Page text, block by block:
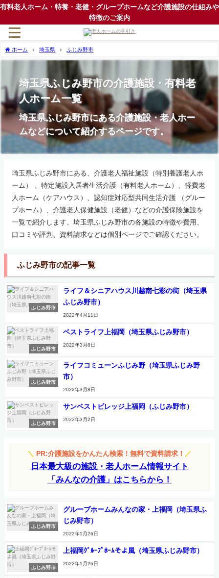
有料老人ホーム・特養・老健・グループホームなど介護施設の仕組みや
特徴のご案内
ホーム 埼玉県 ふじみ野市
埼玉県ふじみ野市の介護施設・有料老
人ホーム一覧
埼玉県ふじみ野市にある介護施設・老人ホー
ムなどについて紹介するページです。
埼玉県ふじみ野市にある、介護老人福祉施設（特別養護老人ホ
ーム） 、特定施設入居者生活介護（有料老人ホーム）、軽費老
人ホーム（ケアハウス）、認知症対応型共同生活介護 （グルー
プホーム）、介護老人保健施設（老健）などの介護保険施設を
一覧で紹介します。埼玉県ふじみ野市の各施設の特徴や費用、
口コミや評判、資料請求などは個別ページでご確認ください。
ふじみ野市の記事一覧
ふじみ野市
ライフ＆シニアハウス川越南七彩の街（埼玉県
ふじみ野市）
2022年4月11日
ふじみ野市
ベストライフ上福岡（埼玉県ふじみ野市）
2022年3月8日
ふじみ野市
ライフコミューンふじみ野（埼玉県ふじみ野
市）
2022年3月8日
ふじみ野市
サンベストビレッジ上福岡（ふじみ野市）
2022年3月2日
＼ PR:介護施設をかんたん検索！無料で資料請求！ ／
日本最大級の施設・老人ホーム情報サイト
「みんなの介護」はこちらから！
ふじみ野市
グループホームみんなの家・上福岡（埼玉県ふ
じみ野市）
2022年1月26日
ふじみ野市
上福岡ｸﾞﾙｰﾌﾟﾎｰﾑそよ風（埼玉県ふじみ野市）
2022年1月26日